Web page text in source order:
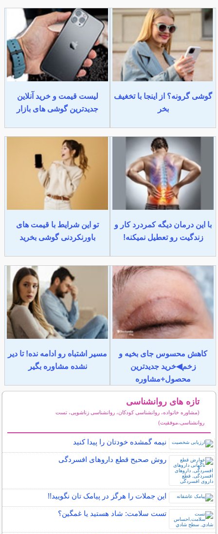
گوشی گرونه؟ از اینجا با تخغیف
بخر
لیست قیمت و خرید آنلاین
جدیدترین گوشی های بازار
با این درمان دیگه کمردرد کار و
زندگیت رو تعطیل نمیکنه!
تو این شرایط با قیمت های
باورنکردنی گوشی بخرید
کاهش محسوس جای بخیه و
زخم◀خرید جدیدترین
محصول+مشاوره
مسیر اشتباه رو ادامه نده! تا دیر
نشده مشاوره بگیر
تازه های روانشناسی
(مشاوره خانواده، روانشناسی کودکان، روانشناسی زناشویی، تست
روانشناسی،موفقیت)
نیمه‌ گمشده خودتان را پیدا کنید
روش صحیح قطع داروهای افسردگی
این جملات را هرگز در پیامک تان نگویید!!
تست سلامت: شاد هستيد يا غمگين؟